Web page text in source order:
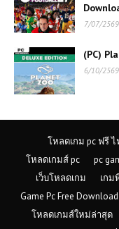
(PC) Sniper
Contracts 2
(PC)
Hunting:
(PC)
Free
(PC)
Download
7/07/2569
(PC)
6/10/2569
โหลดเกม pc ฟรี ไ
โหลดเกมส์ pc
pc
เว็บโหลดเกม
เกม
Game Pc Free Download
โหลดเกมส์ใหม่ล่าสุด